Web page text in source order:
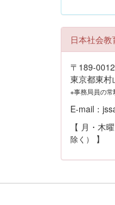
日本社会
〒189-0012
東京都東
※事務局員の常
E-mail：
【 月・木
除く）
】